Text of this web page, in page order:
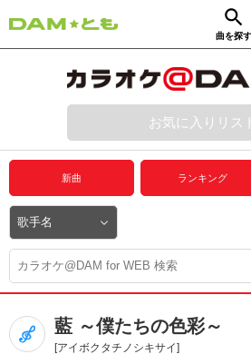
曲を探す
動画からさがす
ログイン
プレミアムサービス
DAM★とも動画
DAM★とも録音
カラオケ＠DAM
ユーザー検索
お気に入りリス
新曲 ランキング
藍 ～僕たちの色彩～
[アイボクタチノシキサイ]